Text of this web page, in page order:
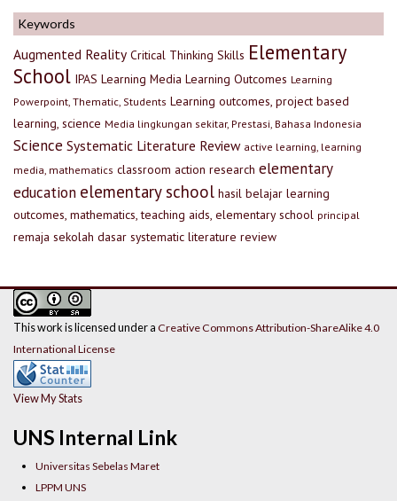
Keywords
Augmented Reality Critical Thinking Skills Elementary
School IPAS Learning Media Learning Outcomes Learning
Powerpoint, Thematic, Students Learning outcomes, project based
learning, science Media lingkungan sekitar, Prestasi, Bahasa Indonesia
Science Systematic Literature Review active learning, learning
media, mathematics classroom action research elementary
education elementary school hasil belajar learning
outcomes, mathematics, teaching aids, elementary school principal
remaja sekolah dasar systematic literature review
UNS Internal Link
Universitas Sebelas Maret
LPPM UNS
This work is licensed under a Creative Commons Attribution-ShareAlike 4.0
International License
View My Stats